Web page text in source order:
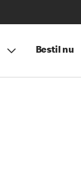
Bestil nu